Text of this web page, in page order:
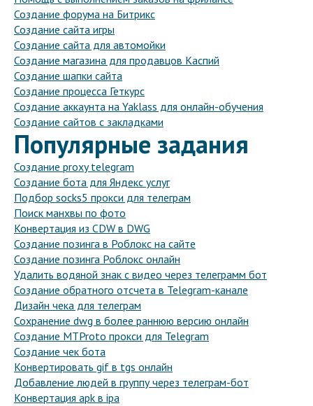
Создание форума на Битрикс
Создание сайта игры
Создание сайта для автомойки
Создание магазина для продавцов Каспий
Создание шапки сайта
Создание процесса Геткурс
Создание аккаунта на Yaklass для онлайн-обучения
Создание сайтов с закладками
Популярные задания
Создание proxy telegram
Создание бота для Яндекс услуг
Подбор socks5 прокси для телеграм
Поиск манхвы по фото
Конвертация из CDW в DWG
Создание позинга в Роблокс на сайте
Создание позинга Роблокс онлайн
Удалить водяной знак с видео через телеграмм бот
Создание обратного отсчета в Telegram-канале
Дизайн чека для телеграм
Сохранение dwg в более раннюю версию онлайн
Создание MTProto прокси для Telegram
Создание чек бота
Конвертировать gif в tgs онлайн
Добавление людей в группу через телеграм-бот
Конвертация apk в ipa